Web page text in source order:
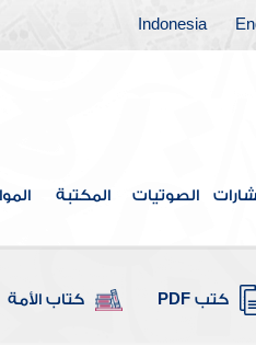
Indonesia
الصوتيات المكتبة
كتب PDF كتاب الأمة